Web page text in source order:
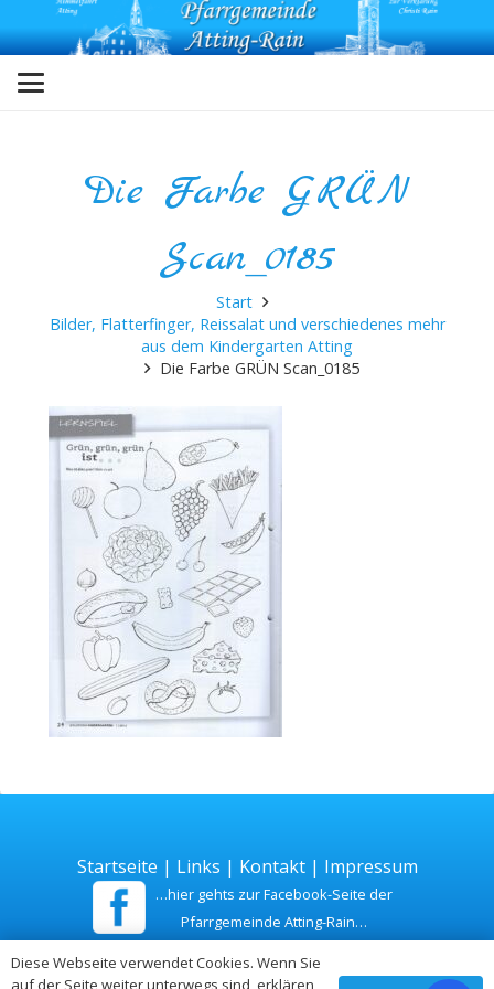
Die Farbe GRÜN
Scan_0185
Start
Bilder, Flatterfinger, Reissalat und verschiedenes mehr
aus dem Kindergarten Atting
Die Farbe GRÜN Scan_0185
Startseite | Links | Kontakt| Impressum
…hier gehts zur Facebook-Seite der
Pfarrgemeinde Atting-Rain…
Zuletzt aktualisiert am 26. Juli 2026
Diese Webseite verwendet Cookies. Wenn Sie
auf der Seite weiter unterwegs sind, erklären